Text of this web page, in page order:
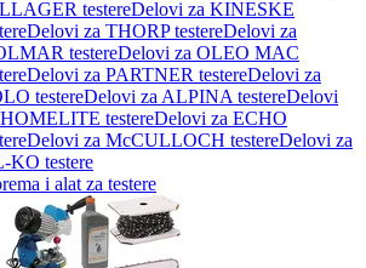
testereDelovi za KINESKE
Delovi za THORP testereDelovi za
testereDelovi za OLEO MAC
Delovi za PARTNER testereDelovi za
testereDelovi za ALPINA testereDelovi
testereDelovi za ECHO
Delovi za McCULLOCH testereDelovi za
KO testere
i alat za testere